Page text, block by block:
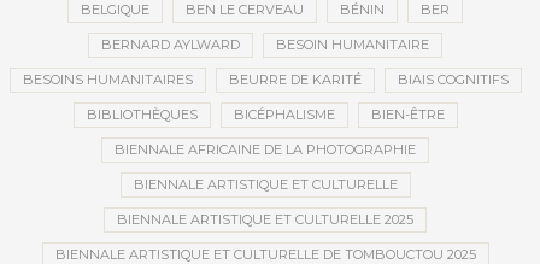
BELGIQUE BEN LE CERVEAU BÉNIN BER
BERNARD AYLWARD BESOIN HUMANITAIRE
BESOINS HUMANITAIRES BEURRE DE KARITÉ BIAIS COGNITIFS
BIBLIOTHÈQUES BICÉPHALISME BIEN-ÊTRE
BIENNALE AFRICAINE DE LA PHOTOGRAPHIE
BIENNALE ARTISTIQUE ET CULTURELLE
BIENNALE ARTISTIQUE ET CULTURELLE 2025
BIENNALE ARTISTIQUE ET CULTURELLE DE TOMBOUCTOU 2025